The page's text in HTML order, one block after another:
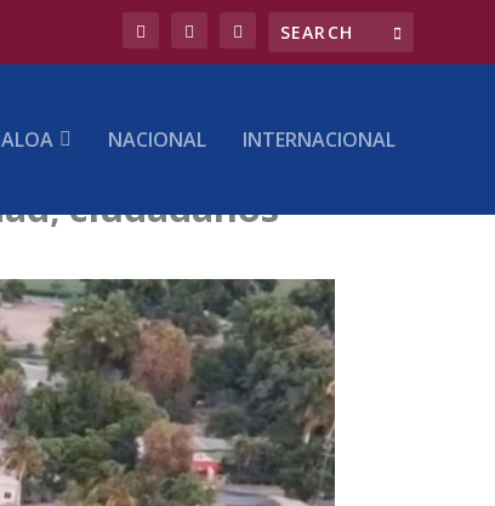
NACIONAL INTERNACIONAL
ciudadanos